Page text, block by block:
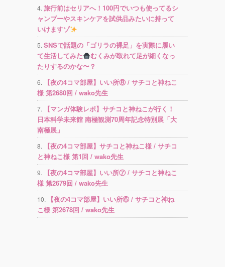
旅行前はセリアへ！100円でいつも使ってるシ
ャンプーやスキンケアを試供品みたいに持って
いけますゾ
SNSで話題の「ゴリラの裸足」を実際に履い
て生活してみた
むくみが取れて足が細くなっ
たりするのかな〜？
【夜の4コマ部屋】いい所⑧ / サチコと神ねこ
様 第2680回 / wako先生
【マンガ体験レポ】サチコと神ねこが行く！
日本科学未来館 南極観測70周年記念特別展「大
南極展」
【夜の4コマ部屋】サチコと神ねこ様 / サチコ
と神ねこ様 第1回 / wako先生
【夜の4コマ部屋】いい所⑦ / サチコと神ねこ
様 第2679回 / wako先生
【夜の4コマ部屋】いい所⑥ / サチコと神ね
こ様 第2678回 / wako先生